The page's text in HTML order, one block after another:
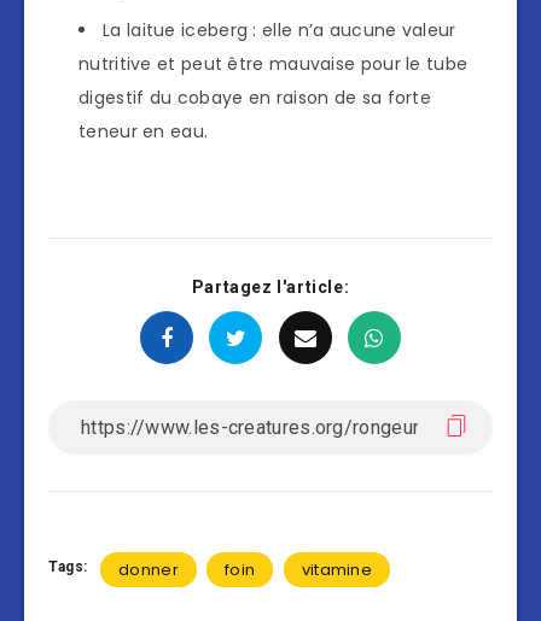
La laitue iceberg : elle n’a aucune valeur
nutritive et peut être mauvaise pour le tube
digestif du cobaye en raison de sa forte
teneur en eau.
Partagez l'article:
Tags: donner foin vitamine